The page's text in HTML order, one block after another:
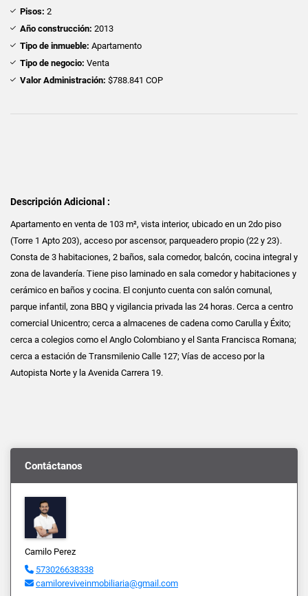
Pisos: 2
Año construcción: 2013
Tipo de inmueble: Apartamento
Tipo de negocio: Venta
Valor Administración: $788.841 COP
Descripción Adicional :
Apartamento en venta de 103 m², vista interior, ubicado en un 2do piso
(Torre 1 Apto 203), acceso por ascensor, parqueadero propio (22 y 23).
Consta de 3 habitaciones, 2 baños, sala comedor, balcón, cocina integral y
zona de lavandería. Tiene piso laminado en sala comedor y habitaciones y
cerámico en baños y cocina. El conjunto cuenta con salón comunal,
parque infantil, zona BBQ y vigilancia privada las 24 horas. Cerca a centro
comercial Unicentro; cerca a almacenes de cadena como Carulla y Éxito;
cerca a colegios como el Anglo Colombiano y el Santa Francisca Romana;
cerca a estación de Transmilenio Calle 127; Vías de acceso por la
Autopista Norte y la Avenida Carrera 19.
Contáctanos
Camilo Perez
573026638338
camiloreviveinmobiliaria@gmail.com